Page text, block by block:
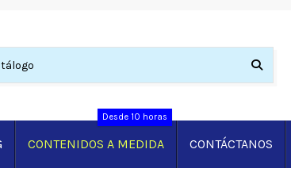
CONTENIDOS A MEDIDA
Desde 10 horas
CONTÁCTANOS